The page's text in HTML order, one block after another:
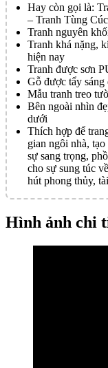
Hay còn gọi là:
– Tranh Tùng
Tranh nguyên
Tranh khá nặng,
hiện nay
Tranh được sơn
Gỗ được tẩy sáng
Mẫu tranh treo
Bên ngoài nhìn
dưới
Thích hợp để
gian ngôi nhà,
sự sang trọng,
cho sự sung túc
hút phong thủy,
Hình ảnh chi